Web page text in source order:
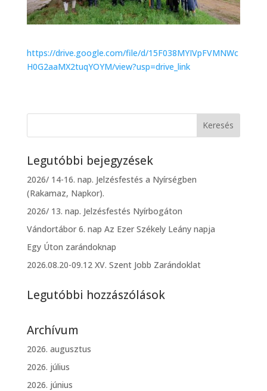
https://drive.google.com/file/d/15F038MYIVpFVMNWc
H0G2aaMX2tuqYOYM/view?usp=drive_link
Legutóbbi bejegyzések
2026/ 14-16. nap. Jelzésfestés a Nyírségben
(Rakamaz, Napkor).
2026/ 13. nap. Jelzésfestés Nyírbogáton
Vándortábor 6. nap Az Ezer Székely Leány napja
Egy Úton zarándoknap
2026.08.20-09.12 XV. Szent Jobb Zarándoklat
Legutóbbi hozzászólások
Archívum
2026. augusztus
2026. július
2026. június